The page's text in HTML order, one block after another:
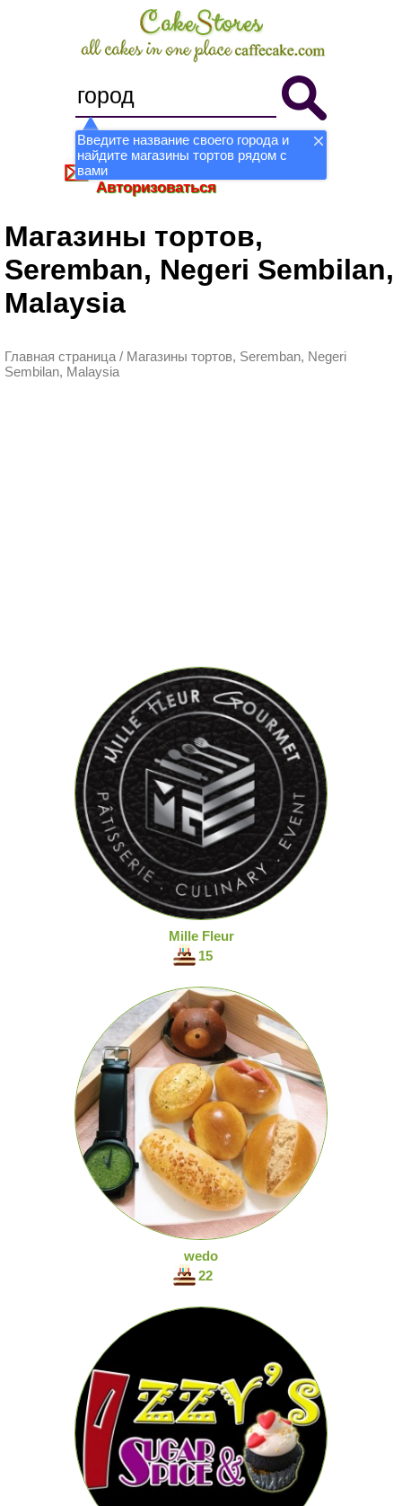
Введите название своего города и
найдите магазины тортов рядом с
вамиСтать магазином
Авторизоваться
Магазины тортов,
Seremban, Negeri Sembilan,
Malaysia
Главная страница / Магазины тортов, Seremban, Negeri
Sembilan, Malaysia
Mille Fleur
15
wedo
22